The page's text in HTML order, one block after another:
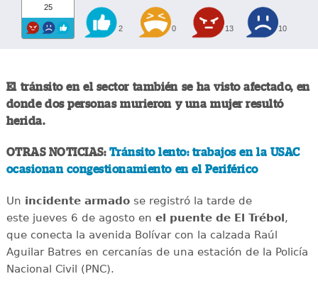
25
2 0 13 10
El tránsito en el sector también se ha visto afectado, en
donde dos personas murieron y una mujer resultó
herida.
OTRAS NOTICIAS: Tránsito lento: trabajos en la USAC
ocasionan congestionamiento en el Periférico
Un incidente armadose registró la tarde de
este jueves 6 de agosto en el puente de El Trébol,
que conecta la avenida Bolívar con la calzada Raúl
Aguilar Batres en cercanías de una estación de la Policía
Nacional Civil (PNC).